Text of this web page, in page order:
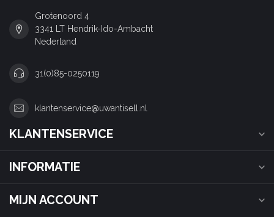
Grotenoord 4
3341 LT Hendrik-Ido-Ambacht
Nederland
31(0)85-0250119
klantenservice@uwantisell.nl
KLANTENSERVICE
INFORMATIE
MIJN ACCOUNT